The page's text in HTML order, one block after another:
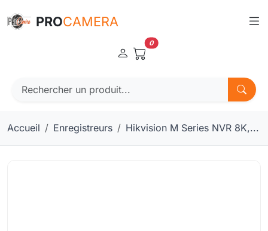
PROCAMERA
0
Accueil Enregistreurs Hikvision M Series NVR 8K,...